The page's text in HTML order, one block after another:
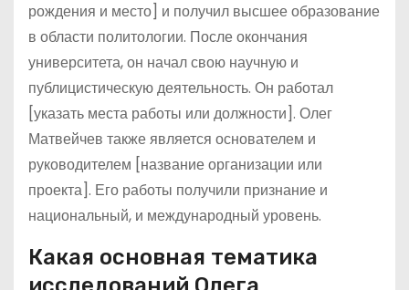
рождения и место] и получил высшее образование
в области политологии. После окончания
университета, он начал свою научную и
публицистическую деятельность. Он работал
[указать места работы или должности]. Олег
Матвейчев также является основателем и
руководителем [название организации или
проекта]. Его работы получили признание и
национальный, и международный уровень.
Какая основная тематика